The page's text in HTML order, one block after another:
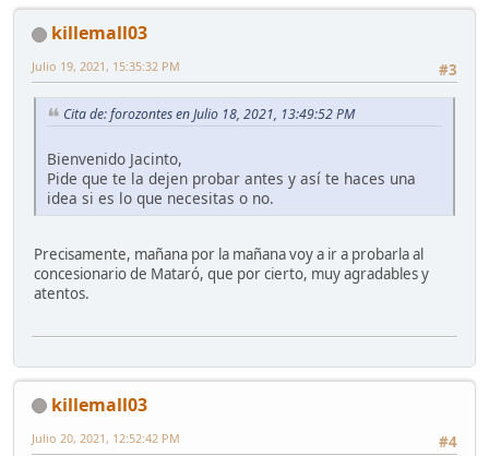
killemall03
#3
Julio 19, 2021, 15:35:32 PM
Cita de: forozontes en Julio 18, 2021, 13:49:52 PM
Bienvenido Jacinto,
Pide que te la dejen probar antes y así te haces una
idea si es lo que necesitas o no.
Precisamente, mañana por la mañana voy a ir a probarla al
concesionario de Mataró, que por cierto, muy agradables y
atentos.
killemall03
#4
Julio 20, 2021, 12:52:42 PM